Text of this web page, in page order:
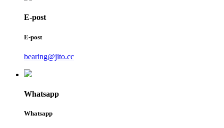
E-post
E-post
bearing@jito.cc
Whatsapp
Whatsapp